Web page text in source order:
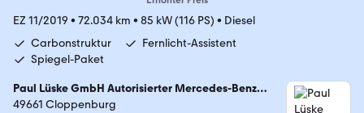
EZ 11/2019 • 72.034 km • 85 kW (116 PS) • Diesel
Carbonstruktur
Fernlicht-Assistent
Spiegel-Paket
Paul Lüske GmbH Autorisierter Mercedes-Benz
Service & Junge Sterne Verkauf
49661 Cloppenburg